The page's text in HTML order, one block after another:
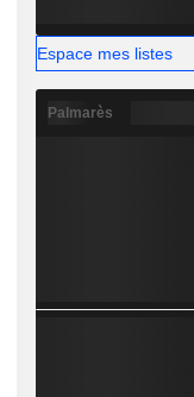
Espace mes listes
Palmarès